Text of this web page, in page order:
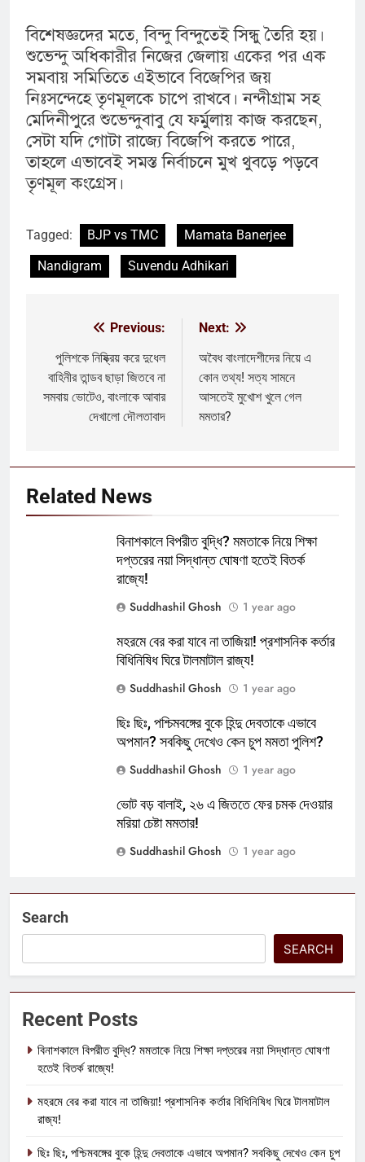
বিশেষজ্ঞদের মতে, বিন্দু বিন্দুতেই সিন্ধু তৈরি হয়।
শুভেন্দু অধিকারীর নিজের জেলায় একের পর এক
সমবায় সমিতিতে এইভাবে বিজেপির জয়
নিঃসন্দেহে তৃণমূলকে চাপে রাখবে। নন্দীগ্রাম সহ
মেদিনীপুরে শুভেন্দুবাবু যে ফর্মুলায় কাজ করছেন,
সেটা যদি গোটা রাজ্যে বিজেপি করতে পারে,
তাহলে এভাবেই সমস্ত নির্বাচনে মুখ থুবড়ে পড়বে
তৃণমূল কংগ্রেস।
Tagged: BJP vs TMC
Mamata Banerjee
Nandigram
Suvendu Adhikari
navigation
Previous:
পুলিশকে নিষ্ক্রিয় করে দুধেল
বাহিনীর তান্ডব ছাড়া জিতবে না
সমবায় ভোটেও, বাংলাকে আবার
দেখালো দৌলতাবাদ
Next:
অবৈধ বাংলাদেশীদের নিয়ে এ
কোন তথ্য! সত্য সামনে
আসতেই মুখোশ খুলে গেল
মমতার?
Related News
বিনাশকালে বিপরীত বুদ্ধি? মমতাকে নিয়ে শিক্ষা
দপ্তরের নয়া সিদ্ধান্ত ঘোষণা হতেই বিতর্ক
রাজ্যে!
Suddhashil Ghosh
1 year ago
মহরমে বের করা যাবে না তাজিয়া! প্রশাসনিক কর্তার
বিধিনিষিধ ঘিরে টালমাটাল রাজ্য!
Suddhashil Ghosh
1 year ago
ছিঃ ছিঃ, পশ্চিমবঙ্গের বুকে হিন্দু দেবতাকে এভাবে
অপমান? সবকিছু দেখেও কেন চুপ মমতা পুলিশ?
Suddhashil Ghosh
1 year ago
ভোট বড় বালাই, ২৬ এ জিততে ফের চমক দেওয়ার
মরিয়া চেষ্টা মমতার!
Suddhashil Ghosh
1 year ago
Search
SEARCH
Recent Posts
বিনাশকালে বিপরীত বুদ্ধি? মমতাকে নিয়ে শিক্ষা দপ্তরের নয়া সিদ্ধান্ত ঘোষণা
হতেই বিতর্ক রাজ্যে!
মহরমে বের করা যাবে না তাজিয়া! প্রশাসনিক কর্তার বিধিনিষিধ ঘিরে টালমাটাল
রাজ্য!
ছিঃ ছিঃ, পশ্চিমবঙ্গের বুকে হিন্দু দেবতাকে এভাবে অপমান? সবকিছু দেখেও কেন চুপ